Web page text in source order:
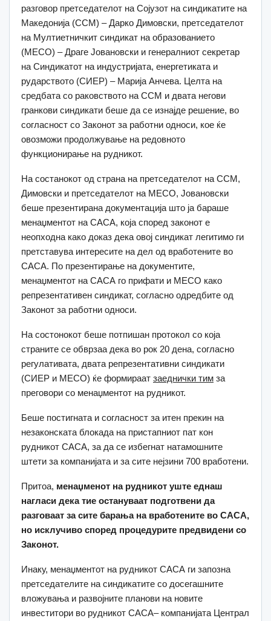
разговор претседателoт на Сојузот на синдикатите на
Македонија (ССМ) – Дарко Димовски, претседателот
на Мултиетничкит синдикат на образованието
(МЕСО) – Драге Јовановски и генералниот секретар
на Синдикатот на индустријата, енергетиката и
рударството (СИЕР) – Марија Анчева. Целта на
средбата со раковството на ССМ и двата негови
гранкови синдикати беше да се изнајде решение, во
согласност со Законот за работни односи, кое ќе
овозможи продолжување на редовното
функционирање на рудникот.
На состанокот од страна на претседателот на ССМ,
Димовски и претседателот на МЕСО, Јовановски
беше презентирана документација што ја бараше
менаџментот на САСА, која според законот е
неопходна како доказ дека овој синдикат легитимо ги
претставува интересите на дел од вработените во
САСА. По презентирање на документите,
менаџментот на САСА го прифати и МЕСО како
репрезентативен синдикат, согласно одредбите од
Законот за работни односи.
На состонокот беше потпишан протокол со која
страните се обврзаа дека во рок 20 дена, согласно
регулативата, двата репрезентативни синдикати
(СИЕР и МЕСО) ќе формираат заеднички тим за
преговори со менаџментот на рудникот.
Беше постигната и согласност за итен прекин на
незаконската блокада на пристапниот пат кон
рудникот САСА, за да се избегнат натамошните
штети за компанијата и за сите нејзини 700 вработени.
Притоа, менаџменот на рудникот уште еднаш
нагласи дека тие остануваат подготвени да
разговаат за сите барања на вработените во САСА,
но исклучиво според процедурите предвидени со
Законот.
Инаку, менаџментот на рудникот САСА ги запозна
претседателите на синдикатите со досегашните
вложувања и развојните планови на новите
инвеститори во рудникот САСА– компанијата Централ